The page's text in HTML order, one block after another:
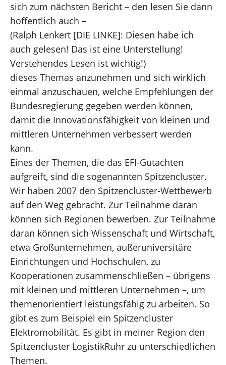
sich zum nächsten Bericht – den lesen Sie dann
hoffentlich auch –
(Ralph Lenkert [DIE LINKE]: Diesen habe ich
auch gelesen! Das ist eine Unterstellung!
Verstehendes Lesen ist wichtig!)
dieses Themas anzunehmen und sich wirklich
einmal anzuschauen, welche Empfehlungen der
Bundesregierung gegeben werden können,
damit die Innovationsfähigkeit von kleinen und
mittleren Unternehmen verbessert werden
kann.
Eines der Themen, die das EFI-Gutachten
aufgreift, sind die sogenannten Spitzencluster.
Wir haben 2007 den Spitzencluster-Wettbewerb
auf den Weg gebracht. Zur Teilnahme daran
können sich Regionen bewerben. Zur Teilnahme
daran können sich Wissenschaft und Wirtschaft,
etwa Großunternehmen, außeruniversitäre
Einrichtungen und Hochschulen, zu
Kooperationen zusammenschließen – übrigens
mit kleinen und mittleren Unternehmen –, um
themenorientiert leistungsfähig zu arbeiten. So
gibt es zum Beispiel ein Spitzencluster
Elektromobilität. Es gibt in meiner Region den
Spitzencluster LogistikRuhr zu unterschiedlichen
Themen.